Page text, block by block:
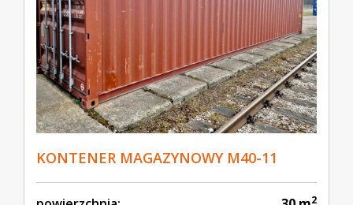
KONTENER MAGAZYNOWY M40-11
2